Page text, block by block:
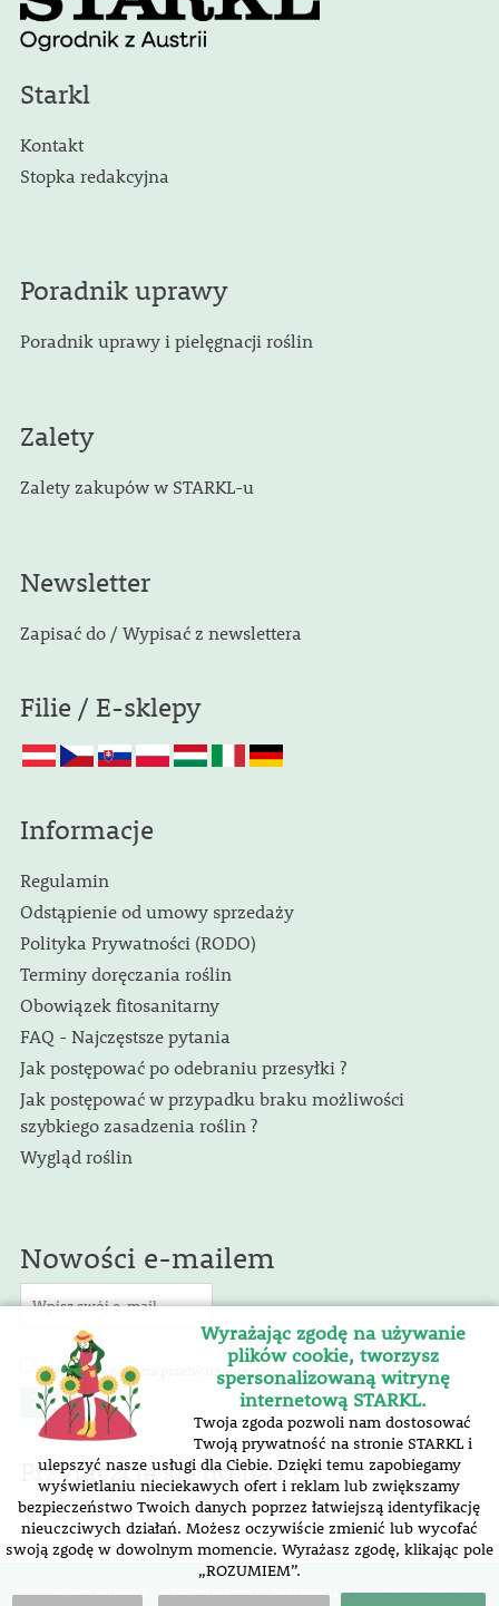
Starkl
Kontakt
Stopka redakcyjna
Poradnik uprawy
Poradnik uprawy i pielęgnacji roślin
Zalety
Zalety zakupów w STARKL-u
Newsletter
Zapisać do / Wypisać z newslettera
Filie / E-sklepy
Informacje
Regulamin
Odstąpienie od umowy sprzedaży
Polityka Prywatności (RODO)
Terminy doręczania roślin
Obowiązek fitosanitarny
FAQ - Najczęstsze pytania
Jak postępować po odebraniu przesyłki ?
Jak postępować w przypadku braku możliwości
szybkiego zasadzenia roślin ?
Wygląd roślin
Nowości e-mailem
Wyrażam zgodę na przetwarzanie danych osobowych (RODO)
Przyłączcie się do nas !
mapa witryn | oświadczenie o dostępności|
ustawienia
Wyrażając zgodę na używanie
plików cookie, tworzysz
spersonalizowaną witrynę
internetową STARKL.
Twoja zgoda pozwoli nam dostosować
Twoją prywatność na stronie STARKL i
ulepszyć nasze usługi dla Ciebie. Dzięki temu zapobiegamy
wyświetlaniu nieciekawych ofert i reklam lub zwiększamy
bezpieczeństwo Twoich danych poprzez łatwiejszą identyfikację
nieuczciwych działań. Możesz oczywiście zmienić lub wycofać
swoją zgodę w dowolnym momencie. Wyrażasz zgodę, klikając pole
„ROZUMIEM”.